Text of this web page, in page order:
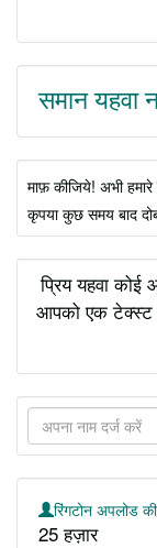
समान यहवा
माफ़ कीजिये! अभी
कृपया कुछ समय बाद
प्रिय यहवा कोई
आपको एक टेक्स्ट
रिंगटोन अपलोड
25 हज़ार